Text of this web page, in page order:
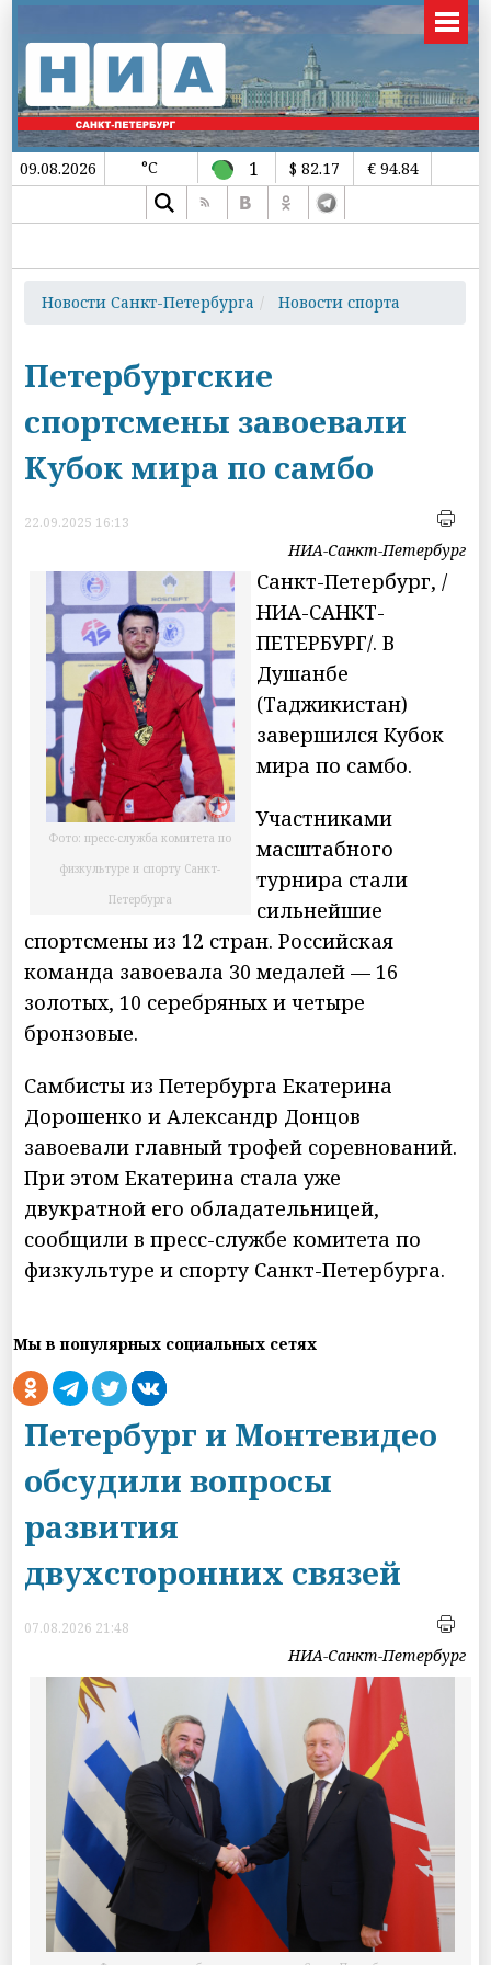
09.08.2026 °C 1 $ 82.17 € 94.84
Новости Санкт-Петербурга Новости спорта
Петербургские
спортсмены завоевали
Кубок мира по самбо
22.09.2025 16:13
НИА-Санкт-Петербург
Фото: пресс-служба комитета по
физкультуре и спорту Санкт-
Петербурга
Санкт-Петербург, /
НИА-САНКТ-
ПЕТЕРБУРГ/. В
Душанбе
(Таджикистан)
завершился Кубок
мира по самбо.
Участниками
масштабного
турнира стали
сильнейшие
спортсмены из 12 стран. Российская
команда завоевала 30 медалей — 16
золотых, 10 серебряных и четыре
бронзовые.
Самбисты из Петербурга Екатерина
Дорошенко и Александр Донцов
завоевали главный трофей соревнований.
При этом Екатерина стала уже
двукратной его обладательницей,
сообщили в пресс-службе комитета по
физкультуре и спорту Санкт-Петербурга.
Мы в популярных социальных сетях
Петербург и Монтевидео
обсудили вопросы
развития
двухсторонних связей
07.08.2026 21:48
НИА-Санкт-Петербург